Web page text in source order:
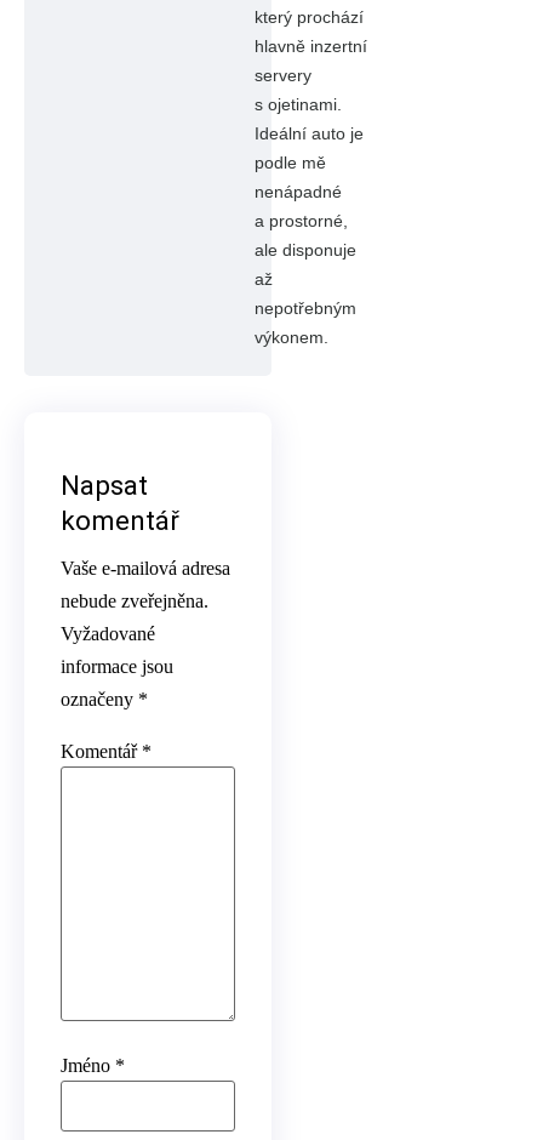
který prochází
hlavně inzertní
servery
s ojetinami.
Ideální auto je
podle mě
nenápadné
a prostorné,
ale disponuje
až
nepotřebným
výkonem.
Napsat
komentář
Vaše e-mailová adresa
nebude zveřejněna.
Vyžadované
informace jsou
označeny *
Komentář *
Jméno *